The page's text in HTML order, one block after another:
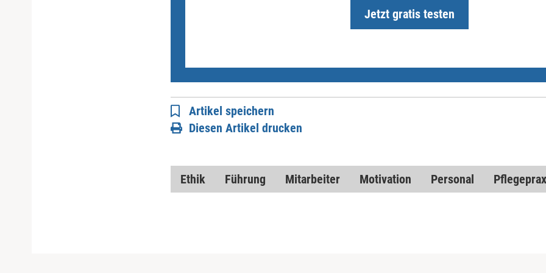
Jetzt gratis testen
Artikel speichern
Diesen Artikel drucken
Ethik Führung Mitarbeiter Motivation Personal